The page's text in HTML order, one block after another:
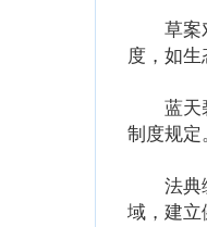
草案对
度，如生
蓝天碧
制度规定
法典编
域，建立